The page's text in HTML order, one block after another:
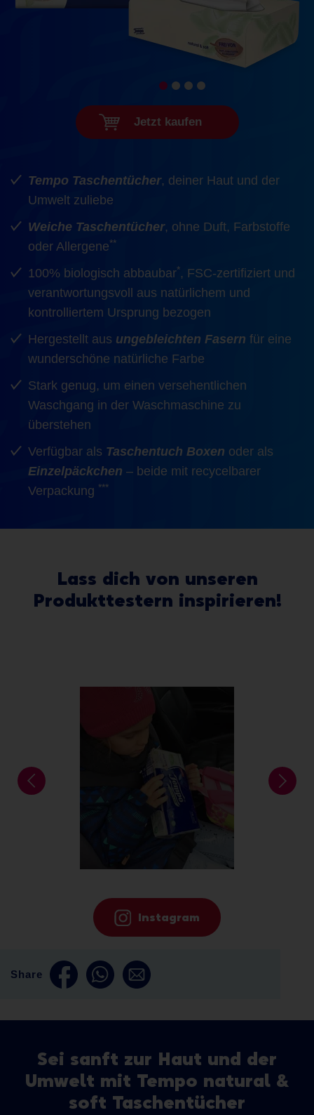
Jetzt kaufen
Tempo Taschentücher, deiner Haut und der
Umwelt zuliebe
Weiche Taschentücher, ohne Duft, Farbstoffe
oder Allergene**
100% biologisch abbaubar*, FSC-zertifiziert und
verantwortungsvoll aus natürlichem und
kontrolliertem Ursprung bezogen
Hergestellt aus ungebleichten Fasern für eine
wunderschöne natürliche Farbe
Stark genug, um einen versehentlichen
Waschgang in der Waschmaschine zu
überstehen
Verfügbar als Taschentuch Boxen oder als
Einzelpäckchen – beide mit recycelbarer
Verpackung ***
Lass dich von unseren
Produkttestern inspirieren!
Instagram
Share
Sei sanft zur Haut und der
Umwelt mit Tempo natural &
soft Taschentücher